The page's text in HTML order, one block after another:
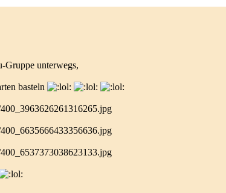
Gruppe unterwegs,
basteln